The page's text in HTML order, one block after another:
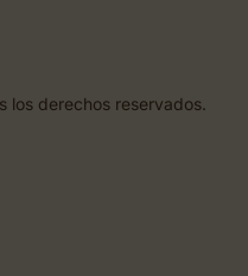
derechos reservados.